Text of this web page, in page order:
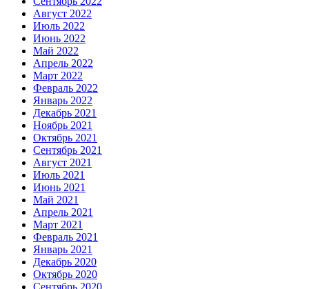
Август 2022
Июль 2022
Июнь 2022
Май 2022
Апрель 2022
Март 2022
Февраль 2022
Январь 2022
Декабрь 2021
Ноябрь 2021
Октябрь 2021
Сентябрь 2021
Август 2021
Июль 2021
Июнь 2021
Май 2021
Апрель 2021
Март 2021
Февраль 2021
Январь 2021
Декабрь 2020
Октябрь 2020
Сентябрь 2020